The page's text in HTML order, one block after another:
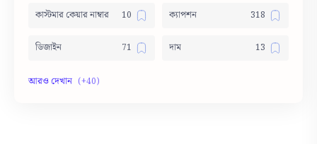
কাস্টমার কেয়ার নাম্বার ক্যাপশন
ডিজাইন দাম
দোয়া